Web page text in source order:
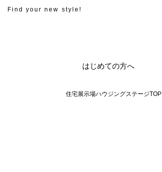
Find your new style!
はじめての方へ
住宅展示場ハウジングステージTOP